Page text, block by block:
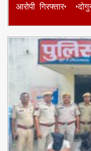
आरोपी गिरफ्तार•